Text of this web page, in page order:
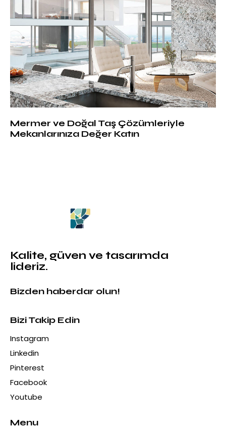
Mermer ve Doğal Taş Çözümleriyle
Mekanlarınıza Değer Katın
Kalite, güven ve tasarımda
lideriz.
Bizden haberdar olun!
Bizi Takip Edin
Instagram
Linkedin
Pinterest
Facebook
Youtube
Menu